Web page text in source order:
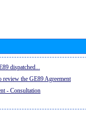
dispatched...
review the GE89 Agreement
- Consultation